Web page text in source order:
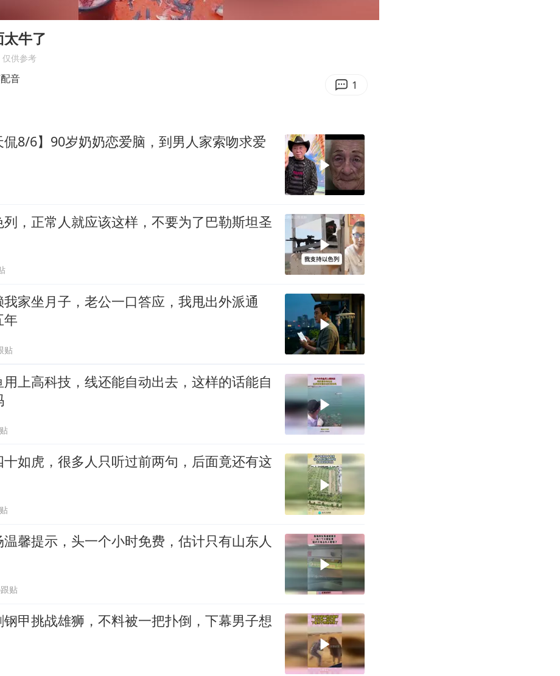
泰国初中生饮弹自尽前开了26枪
22岁女生独闯南太行失联12天
牛了
仅供参考
音 1
侃8/6】90岁奶奶恋爱脑，到男人家索吻求爱
，正常人就应该这样，不要为了巴勒斯坦圣
家坐月子，老公一口答应，我甩出外派通
年
贴
上高科技，线还能自动出去，这样的话能自
如虎，很多人只听过前两句，后面竟还有这
馨提示，头一个小时免费，估计只有山东人
贴
钢甲挑战雄狮，不料被一把扑倒，下幕男子想